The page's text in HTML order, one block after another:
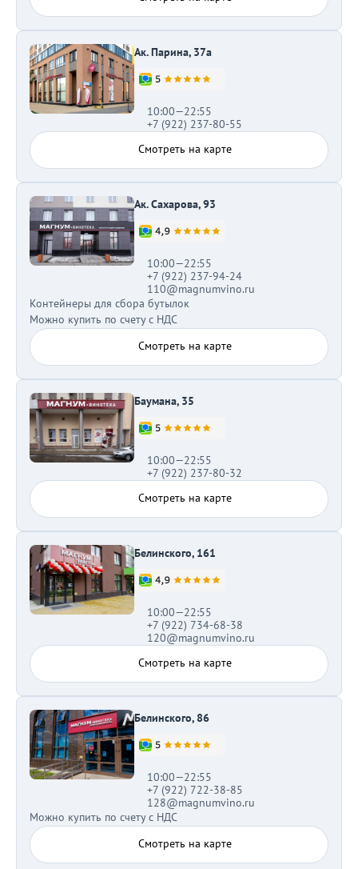
Ак. Парина, 37а
10:00—22:55
+7 (922) 237-80-55
Смотреть на карте
Ак. Сахарова, 93
10:00—22:55
+7 (922) 237-94-24
110@magnumvino.ru
Контейнеры для сбора бутылок
Можно купить по счету с НДС
Смотреть на карте
Баумана, 35
10:00—22:55
+7 (922) 237-80-32
Смотреть на карте
Белинского, 161
10:00—22:55
+7 (922) 734-68-38
120@magnumvino.ru
Смотреть на карте
Белинского, 86
10:00—22:55
+7 (922) 722-38-85
128@magnumvino.ru
Можно купить по счету с НДС
Смотреть на карте